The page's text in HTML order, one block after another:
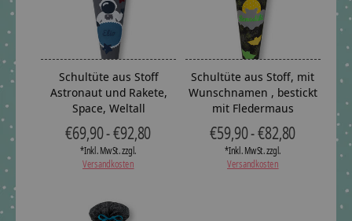
Schultüte aus Stoff
Astronaut und Rakete,
Space, Weltall
€69,90 - €92,80
*Inkl. MwSt. zzgl.
Versandkosten
Schultüte aus Stoff, mit
Wunschnamen , bestickt
mit Fledermaus
€59,90 - €82,80
*Inkl. MwSt. zzgl.
Versandkosten